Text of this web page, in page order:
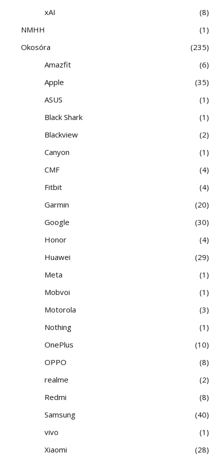
xAI
8
NMHH
1
Okosóra
235
Amazfit
6
Apple
35
ASUS
1
Black Shark
1
Blackview
2
Canyon
1
CMF
4
Fitbit
4
Garmin
20
Google
30
Honor
4
Huawei
29
Meta
1
Mobvoi
1
Motorola
3
Nothing
1
OnePlus
10
OPPO
8
realme
2
Redmi
8
Samsung
40
vivo
1
Xiaomi
28